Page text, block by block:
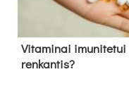
Vitaminai
renkantis?